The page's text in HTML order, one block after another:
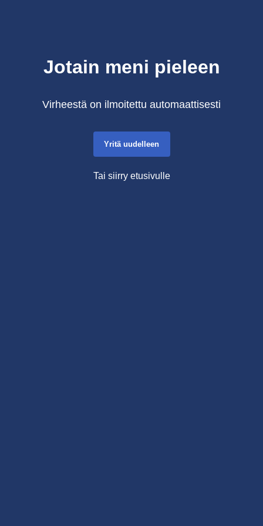
Jotain meni pieleen
Virheestä on ilmoitettu automaattisesti
Yritä uudelleen
Tai siirry etusivulle